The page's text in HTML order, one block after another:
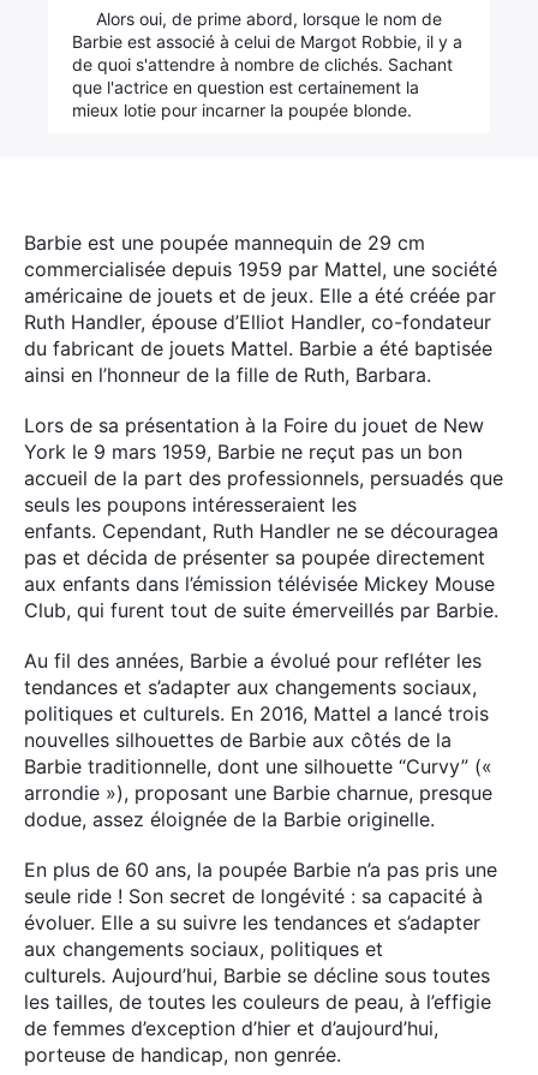
Barbie est une poupée mannequin de 29 cm
commercialisée depuis 1959 par Mattel, une société
américaine de jouets et de jeux. Elle a été créée par
Ruth Handler, épouse d’Elliot Handler, co-fondateur
du fabricant de jouets Mattel. Barbie a été baptisée
ainsi en l’honneur de la fille de Ruth, Barbara.
Lors de sa présentation à la Foire du jouet de New
York le 9 mars 1959, Barbie ne reçut pas un bon
accueil de la part des professionnels, persuadés que
seuls les poupons intéresseraient les
enfants. Cependant, Ruth Handler ne se découragea
pas et décida de présenter sa poupée directement
aux enfants dans l’émission télévisée Mickey Mouse
Club, qui furent tout de suite émerveillés par Barbie.
Au fil des années, Barbie a évolué pour refléter les
tendances et s’adapter aux changements sociaux,
politiques et culturels. En 2016, Mattel a lancé trois
nouvelles silhouettes de Barbie aux côtés de la
Barbie traditionnelle, dont une silhouette “Curvy” («
arrondie »), proposant une Barbie charnue, presque
dodue, assez éloignée de la Barbie originelle.
En plus de 60 ans, la poupée Barbie n’a pas pris une
seule ride ! Son secret de longévité : sa capacité à
évoluer. Elle a su suivre les tendances et s’adapter
aux changements sociaux, politiques et
culturels. Aujourd’hui, Barbie se décline sous toutes
les tailles, de toutes les couleurs de peau, à l’effigie
de femmes d’exception d’hier et d’aujourd’hui,
porteuse de handicap, non genrée.
Alors oui, de prime abord, lorsque le nom de
Barbie est associé à celui de Margot Robbie, il y a
de quoi s'attendre à nombre de clichés. Sachant
que l'actrice en question est certainement la
mieux lotie pour incarner la poupée blonde.